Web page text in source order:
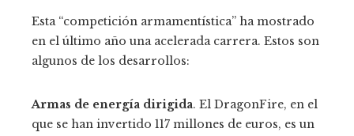
Esta “competición armamentística” ha mostrado
en el último año una acelerada carrera. Estos son
algunos de los desarrollos:
Armas de energía dirigida. El DragonFire, en el
que se han invertido 117 millones de euros, es un